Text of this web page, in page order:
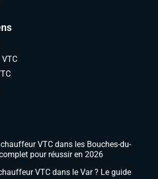
VTC dans les Bouches-du-
pour réussir en 2026
VTC dans le Var ? Le guide